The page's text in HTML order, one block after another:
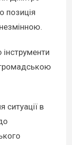
позиція
ситуації в